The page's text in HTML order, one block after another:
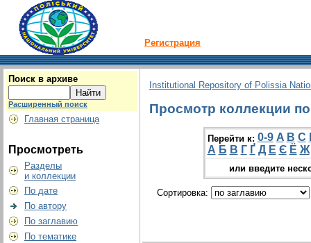
Регистрация
Поиск в архиве
Расширенный поиск
Главная страница
Просмотреть
Разделы
и коллекции
По дате
По автору
По заглавию
По тематике
Institutional Repository of Polissia
Просмотр коллекции
Перейти к: 0-9 A B C
А Б В Г Ґ Д Е Є Ё Ж
или введите
Сортировка: